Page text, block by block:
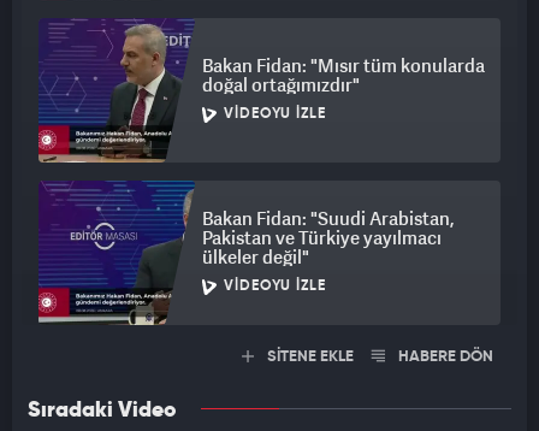
Bakan Fidan: "Mısır tüm konularda
doğal ortağımızdır"
VIDEOYU İZLE
Bakan Fidan: "Suudi Arabistan,
Pakistan ve Türkiye yayılmacı
ülkeler değil"
VIDEOYU İZLE
SİTENE EKLE HABERE DÖN
Sıradaki Video